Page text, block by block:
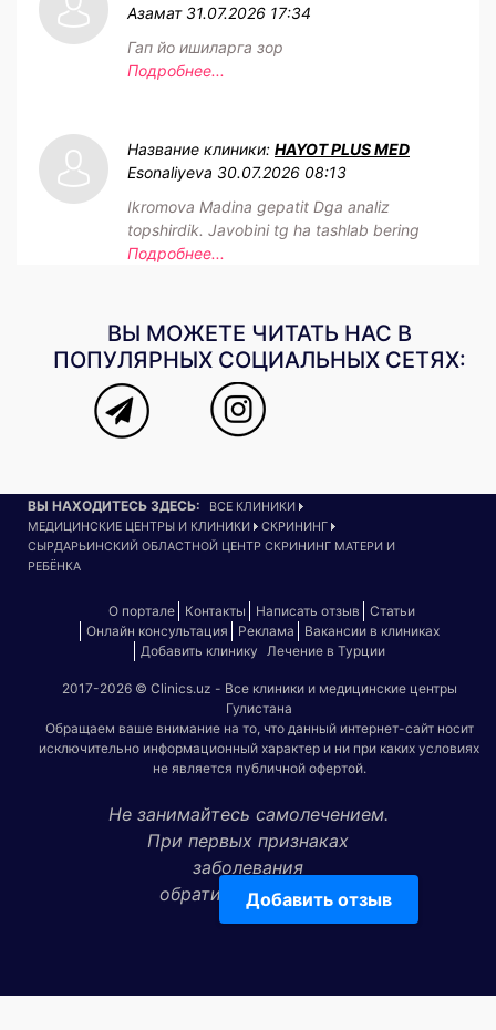
Добавить отзыв
Азамат 31.07.2026 17:34
Гап йо ишиларга зор
Подробнее...
Название клиники: HAYOT PLUS MED
Esonaliyeva 30.07.2026 08:13
Ikromova Madina gepatit Dga analiz
topshirdik. Javobini tg ha tashlab bering
Подробнее...
ВЫ МОЖЕТЕ ЧИТАТЬ НАС В
ПОПУЛЯРНЫХ СОЦИАЛЬНЫХ СЕТЯХ:
ВЫ НАХОДИТЕСЬ ЗДЕСЬ:
ВСЕ КЛИНИКИ
МЕДИЦИНСКИЕ ЦЕНТРЫ И КЛИНИКИ
СКРИНИНГ
СЫРДАРЬИНСКИЙ ОБЛАСТНОЙ ЦЕНТР СКРИНИНГ МАТЕРИ И
РЕБЁНКА
О портале Контакты Написать отзыв
Статьи
Онлайн консультация
Реклама
Вакансии в клиниках
Добавить клинику
Лечение в Турции
2017-2026 © Clinics.uz - Все клиники и медицинские центры
Гулистана
Обращаем ваше внимание на то, что данный интернет-сайт носит
исключительно информационный характер и ни при каких условиях
не является публичной офертой.
Не занимайтесь самолечением.
При первых признаках
заболевания
обратитесь к врачу!